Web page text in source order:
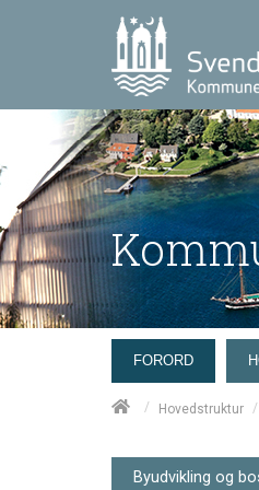
FORORD
/ Hovedstruktur /
Byudvikling og